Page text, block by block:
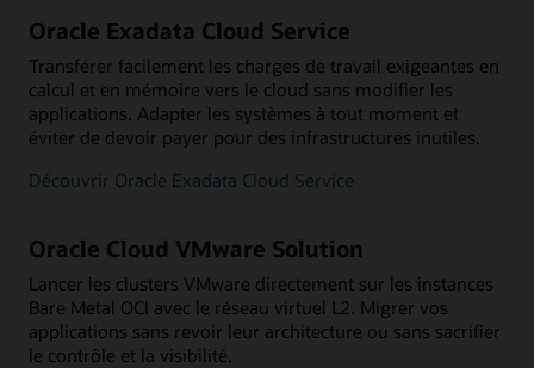
Oracle Exadata Cloud Service
Transférer facilement les charges de travail exigeantes en
calcul et en mémoire vers le cloud sans modifier les
applications. Adapter les systèmes à tout moment et
éviter de devoir payer pour des infrastructures inutiles.
Découvrir Oracle Exadata Cloud Service
Oracle Cloud VMware Solution
Lancer les clusters VMware directement sur les instances
Bare Metal OCI avec le réseau virtuel L2. Migrer vos
applications sans revoir leur architecture ou sans sacrifier
le contrôle et la visibilité.